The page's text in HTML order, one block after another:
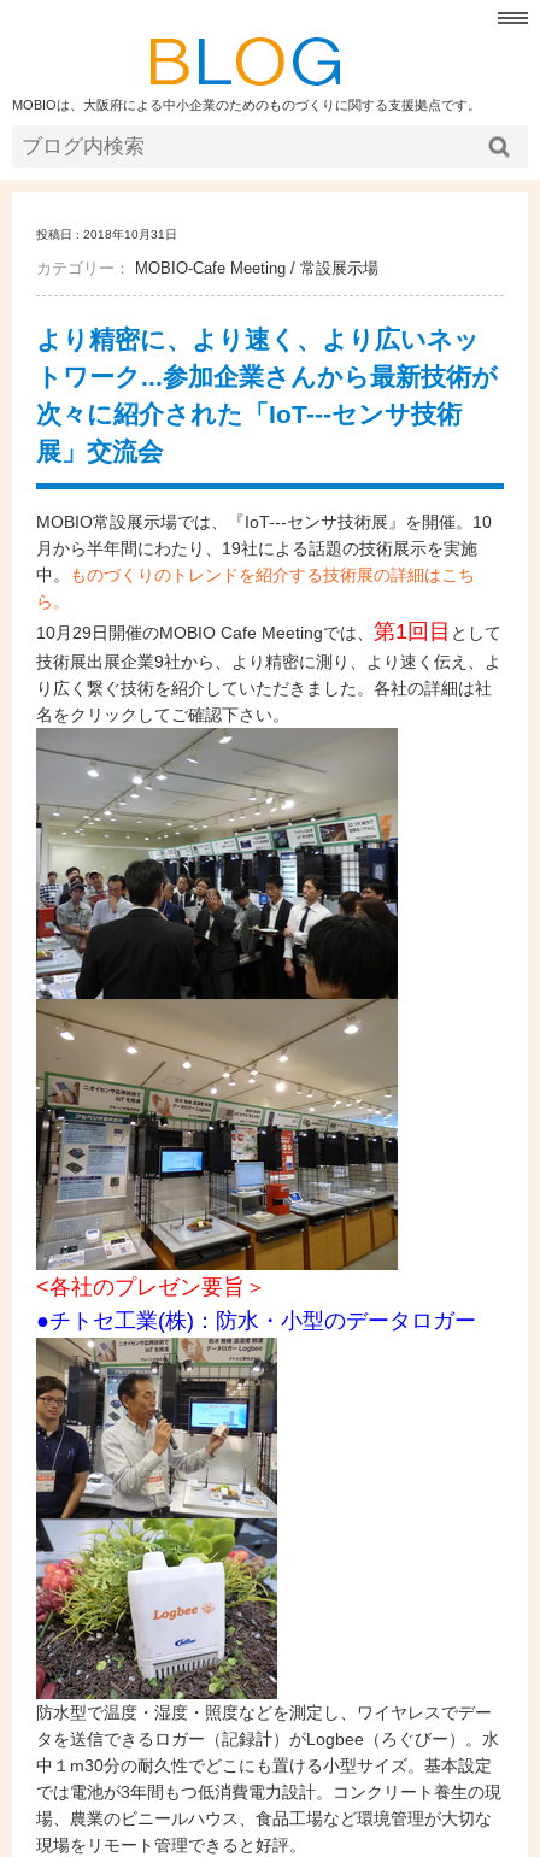
MOBIOは、大阪府による中小企業のためのものづくりに関する支援拠点です。
投稿日 : 2018年10月31日
カテゴリー： MOBIO-Cafe Meeting / 常設展示場
より精密に、より速く、より広いネッ
トワーク...参加企業さんから最新技術が
次々に紹介された「IoT---センサ技術
展」交流会
MOBIO常設展示場では、『IoT---センサ技術展』を開催。10
月から半年間にわたり、19社による話題の技術展示を実施
中。
ものづくりのトレンドを紹介する技術展の詳細はこち
ら。
10月29日開催のMOBIO Cafe Meetingでは、 第1回目 として
技術展出展企業9社から、より精密に測り、より速く伝え、よ
り広く繋ぐ技術を紹介していただきました。各社の詳細は社
名をクリックしてご確認下さい。
<各社のプレゼン要旨＞
●チトセ工業(株)：防水・小型のデータロガー
防水型で温度・湿度・照度などを測定し、ワイヤレスでデー
タを送信できるロガー（記録計）がLogbee（ろぐびー）。水
中１m30分の耐久性でどこにも置ける小型サイズ。基本設定
では電池が3年間もつ低消費電力設計。コンクリート養生の現
場、農業のビニールハウス、食品工場など環境管理が大切な
現場をリモート管理できると好評。